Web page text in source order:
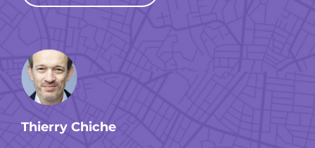
Thierry Chiche